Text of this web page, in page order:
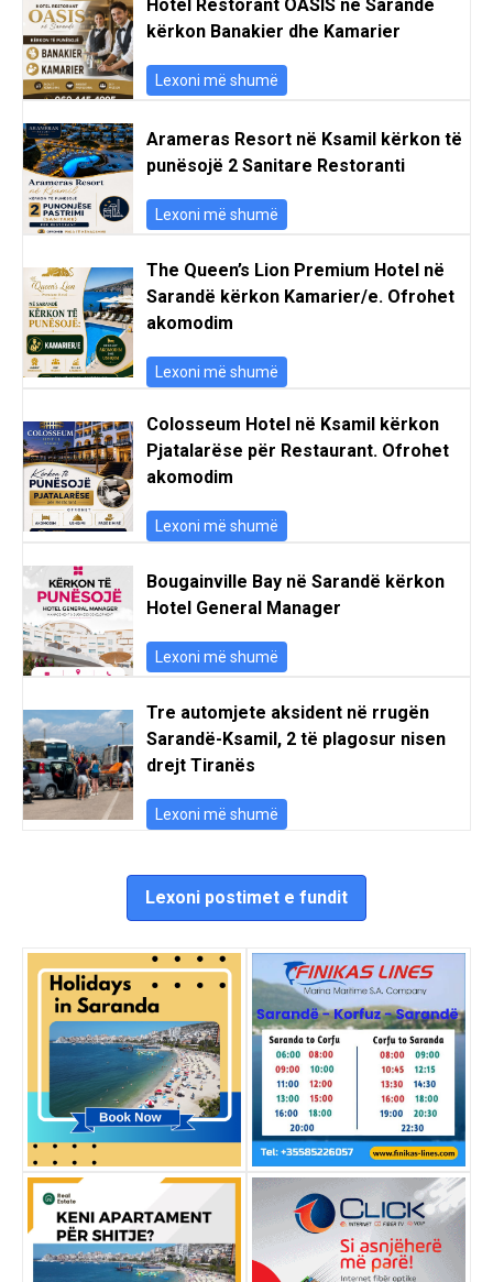
Hotel Restorant OASIS në Sarandë
kërkon Banakier dhe Kamarier
Lexoni më shumë
Arameras Resort në Ksamil kërkon të
punësojë 2 Sanitare Restoranti
Lexoni më shumë
The Queen’s Lion Premium Hotel në
Sarandë kërkon Kamarier/e. Ofrohet
akomodim
Lexoni më shumë
Colosseum Hotel në Ksamil kërkon
Pjatalarëse për Restaurant. Ofrohet
akomodim
Lexoni më shumë
Bougainville Bay në Sarandë kërkon
Hotel General Manager
Lexoni më shumë
Tre automjete aksident në rrugën
Sarandë-Ksamil, 2 të plagosur nisen
drejt Tiranës
Lexoni më shumë
Lexoni postimet e fundit